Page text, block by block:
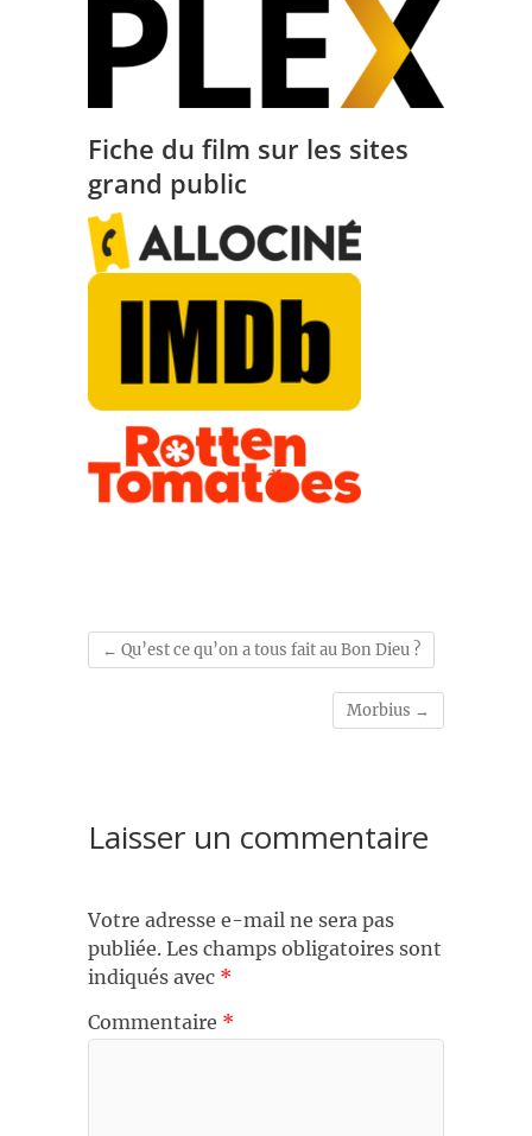
Fiche du film sur les sites
grand public
← Qu’est ce qu’on a tous fait au Bon Dieu ?
Morbius →
Laisser un commentaire
Votre adresse e-mail ne sera pas
publiée. Les champs obligatoires sont
indiqués avec *
Commentaire *